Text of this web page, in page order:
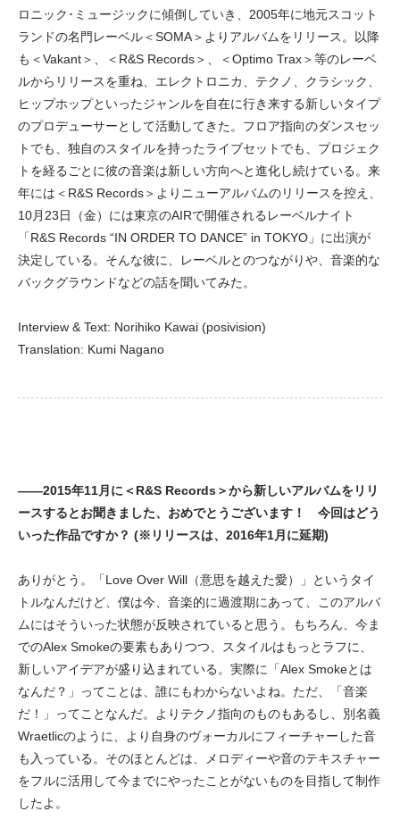
ロニック･ミュージックに傾倒していき、2005年に地元スコット
ランドの名門レーベル＜SOMA＞よりアルバムをリリース。以降
も＜Vakant＞、＜R&S Records＞、＜Optimo Trax＞等のレーベ
ルからリリースを重ね、エレクトロニカ、テクノ、クラシック、
ヒップホップといったジャンルを自在に行き来する新しいタイプ
のプロデューサーとして活動してきた。フロア指向のダンスセッ
トでも、独自のスタイルを持ったライブセットでも、プロジェク
トを経るごとに彼の音楽は新しい方向へと進化し続けている。来
年には＜R&S Records＞よりニューアルバムのリリースを控え、
10月23日（金）には東京のAIRで開催されるレーベルナイト
「R&S Records “IN ORDER TO DANCE” in TOKYO」に出演が
決定している。そんな彼に、レーベルとのつながりや、音楽的な
バックグラウンドなどの話を聞いてみた。
Interview & Text: Norihiko Kawai (posivision)
Translation: Kumi Nagano
——2015年11月に＜R&S Records＞から新しいアルバムをリリ
ースするとお聞きました、おめでとうございます！ 今回はどう
いった作品ですか？ (※リリースは、2016年1月に延期)
ありがとう。「Love Over Will（意思を越えた愛）」というタイ
トルなんだけど、僕は今、音楽的に過渡期にあって、このアルバ
ムにはそういった状態が反映されていると思う。もちろん、今ま
でのAlex Smokeの要素もありつつ、スタイルはもっとラフに、
新しいアイデアが盛り込まれている。実際に「Alex Smokeとは
なんだ？」ってことは、誰にもわからないよね。ただ、「音楽
だ！」ってことなんだ。よりテクノ指向のものもあるし、別名義
Wraetlicのように、より自身のヴォーカルにフィーチャーした音
も入っている。そのほとんどは、メロディーや音のテキスチャー
をフルに活用して今までにやったことがないものを目指して制作
したよ。